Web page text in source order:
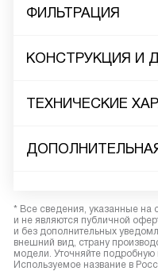
ФИЛЬТРАЦИЯ
КОНСТРУКЦИЯ И
ТЕХНИЧЕСКИЕ
* Все сведения, указанные на
и не являются публичной
и без дополнительных
внешний вид, страну
модели. Уточняйте
Используемое название в